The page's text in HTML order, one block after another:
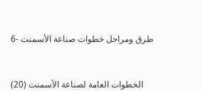
6- طرق ومراحل خطوات صناعة الأسمنت
(20) الخطوات العامة لصناعة الأسمنت